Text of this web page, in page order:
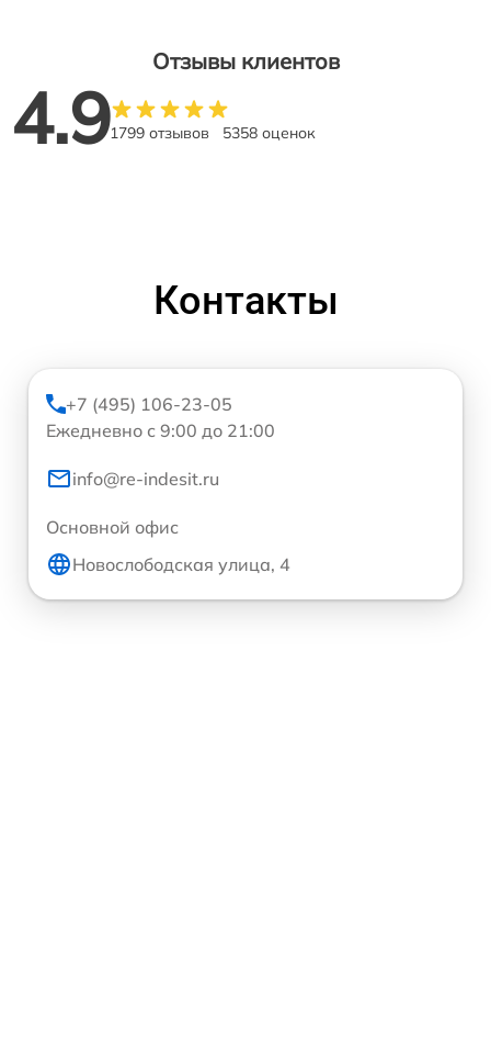
Отзывы клиентов
4.91799 отзывов 5358 оценок
Контакты
+7 (495) 106-23-05
Ежедневно с 9:00 до 21:00
info@re-indesit.ru
Основной офис
Новослободская улица, 4